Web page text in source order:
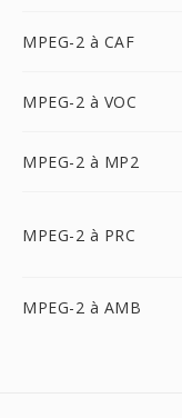
MPEG-2 à CAF
MPEG-2 à VOC
MPEG-2 à MP2
MPEG-2 à PRC
MPEG-2 à AMB